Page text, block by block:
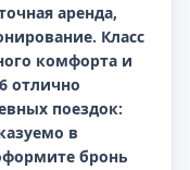
аренда,
Класс
комфорта и
отлично
поездок:
в
бронь